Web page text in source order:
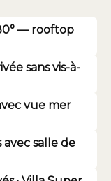
— rooftop
sans vis-à-
vue mer
avec salle de